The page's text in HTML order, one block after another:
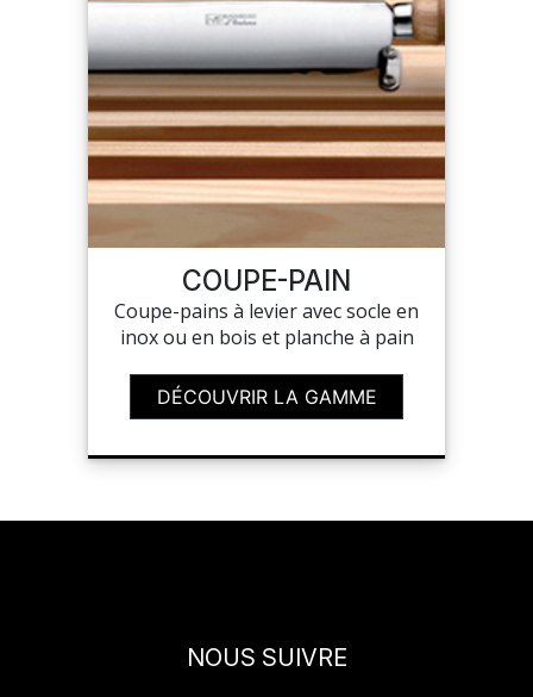
PORTAIL
SUR-MESURE
COUPE-PAIN
Coupe-pains à levier avec socle en
inox ou en bois et planche à pain
DÉCOUVRIR LA GAMME
NOUS SUIVRE